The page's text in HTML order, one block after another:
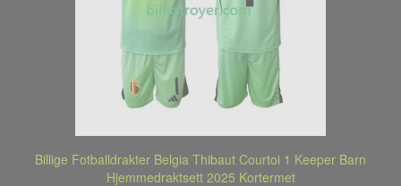
Billige Fotballdrakter Belgia Thibaut Courtoi 1 Keeper Barn
Hjemmedraktsett 2025 Kortermet